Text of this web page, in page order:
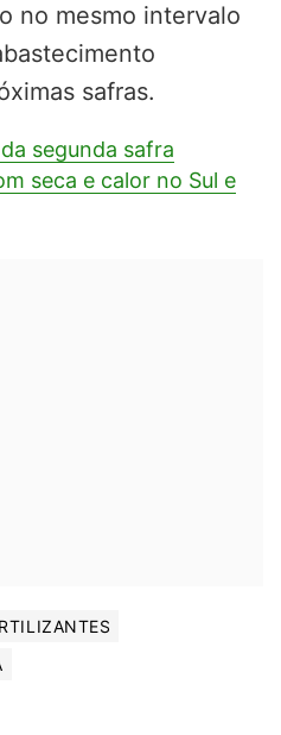
no mesmo intervalo
safras.
segunda safra
seca e calor no Sul e